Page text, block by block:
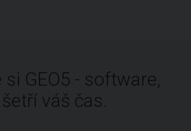
GEO5 - software,
váš čas.